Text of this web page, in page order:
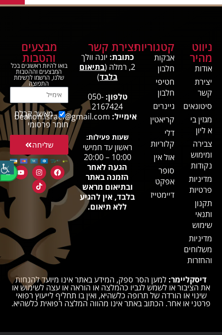
ניווט
מהיר
אודות
יצירת
קשר
סיטונאים
מגזין בי
א ליון
צבירה
ומימוש
נקודות
מדיניות
פרטיות
תקנון
ותנאי
שימוש
מדיניות
משלוחים
והחזרות
קטגוריות
אבקות
חלבון
חטיפי
חלבון
גיינרים
קריאטין
דלי
קלוריות
אול אין
סופר
אפקט
דיימטייז
יצירת קשר
כתובת: יונה וולך
2, רמלה (
בתיאום
בלבד)
טלפון: 050-
2167424
אימייל: bealion.israel@gmail.com
שעות פעילות:
ראשון עד חמישי
10:00 – 20:00
הגעה לאחר
הזמנה באתר
ובתיאום מראש
בלבד, אין להגיע
ללא תיאום.
מבצעים
והטבות
בואו להיות ראשונים בכל
המבצעים וההטבות
שלנו, הרשמו לרשימת
התפוצה
מאשר קבלת
חומר פרסומי
שליחה
דיסקליימר: למען הסר ספק, המידע באתר אינו מיועד להנחות
את הציבור או לשמש לגביו כהמלצה או הוראה או עצה לשימוש או
שינוי או הורדה של תרופה כלשהיא, ואין בו תחליף לייעוץ רפואי
פרטני או אחר. הכתוב באתר אינו מהווה המלצה רפואית כלשהיא.